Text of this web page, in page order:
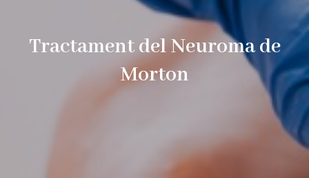
Tractament del Neuroma de
Morton